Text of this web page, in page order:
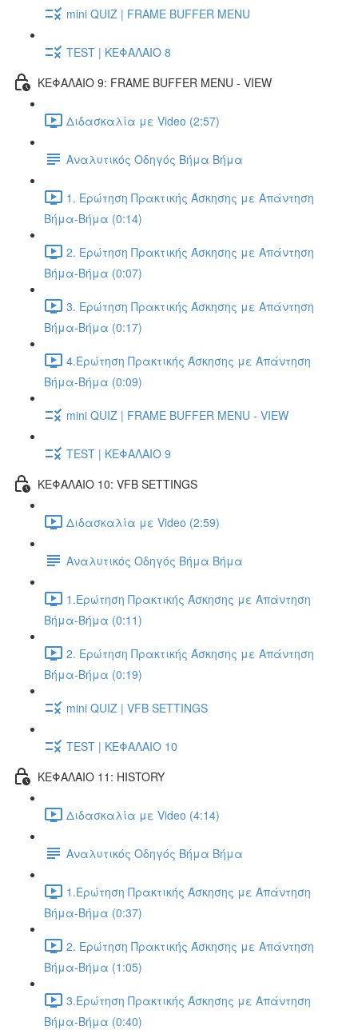
mini QUIZ | FRAME BUFFER MENU
TEST | ΚΕΦΑΛΑΙΟ 8
ΚΕΦΑΛΑΙΟ 9: FRAME BUFFER MENU - VIEW
Διδασκαλία με Video (2:57)
Αναλυτικός Οδηγός Βήμα Βήμα
1. Ερώτηση Πρακτικής Άσκησης με Απάντηση
Βήμα-Βήμα (0:14)
2. Ερώτηση Πρακτικής Άσκησης με Απάντηση
Βήμα-Βήμα (0:07)
3. Ερώτηση Πρακτικής Άσκησης με Απάντηση
Βήμα-Βήμα (0:17)
4.Ερώτηση Πρακτικής Άσκησης με Απάντηση
Βήμα-Βήμα (0:09)
mini QUIZ | FRAME BUFFER MENU - VIEW
TEST | ΚΕΦΑΛΑΙΟ 9
ΚΕΦΑΛΑΙΟ 10: VFB SETTINGS
Διδασκαλία με Video (2:59)
Αναλυτικός Οδηγός Βήμα Βήμα
1.Ερώτηση Πρακτικής Άσκησης με Απάντηση
Βήμα-Βήμα (0:11)
2. Ερώτηση Πρακτικής Άσκησης με Απάντηση
Βήμα-Βήμα (0:19)
mini QUIZ | VFB SETTINGS
TEST | ΚΕΦΑΛΑΙΟ 10
ΚΕΦΑΛΑΙΟ 11: HISTORY
Διδασκαλία με Video (4:14)
Αναλυτικός Οδηγός Βήμα Βήμα
1.Ερώτηση Πρακτικής Άσκησης με Απάντηση
Βήμα-Βήμα (0:37)
2. Ερώτηση Πρακτικής Άσκησης με Απάντηση
Βήμα-Βήμα (1:05)
3.Ερώτηση Πρακτικής Άσκησης με Απάντηση
Βήμα-Βήμα (0:40)